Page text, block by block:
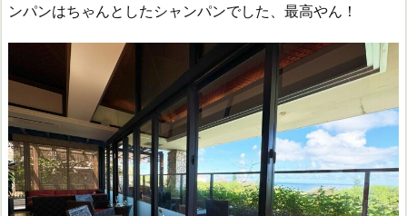
ンパンはちゃんとしたシャンパンでした、最高やん！